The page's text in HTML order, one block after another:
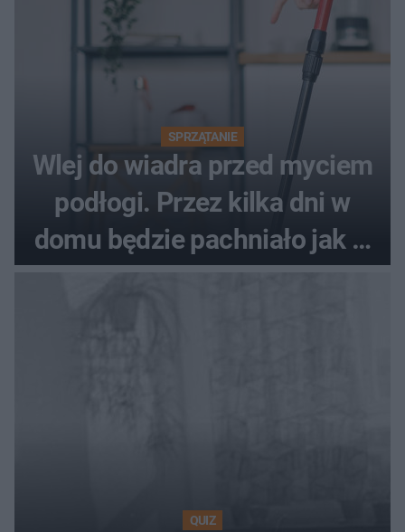
SPRZĄTANIE
Wlej do wiadra przed myciem
podłogi. Przez kilka dni w
domu będzie pachniało jak w
QUIZ